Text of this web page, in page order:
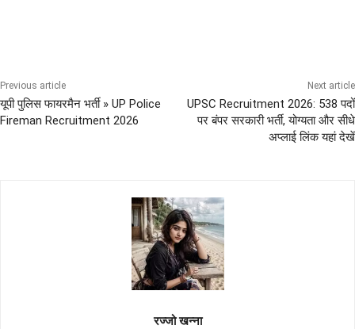
Previous article
यूपी पुलिस फायरमैन भर्ती » UP Police
Fireman Recruitment 2026
Next article
UPSC Recruitment 2026: 538 पदों
पर बंपर सरकारी भर्ती, योग्यता और सीधे
अप्लाई लिंक यहां देखें
रज्जो खन्ना